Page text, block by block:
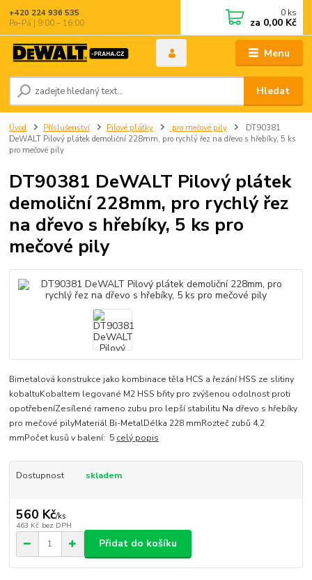
Menu
Hledat
+420 224 936 535
Po–Pá | 9:00 – 16:00
0 ks
za 0,00 Kč
Úvod Příslušenství Pilové plátky pro mečové pily
DT90381
DeWALT Pilový plátek demoliční 228mm, pro rychlý řez na dřevo s hřebíky, 5 ks
pro mečové pily
DT90381 DeWALT Pilový plátek
demoliční 228mm, pro rychlý řez
na dřevo s hřebíky, 5 ks pro
mečové pily
Bimetalová konstrukce jako kombinace těla HCS a řezání HSS ze slitiny
kobaltuKobaltem legované M2 HSS břity pro zvýšenou odolnost proti
opotřebeníZesílené rameno zubu pro lepší stabilitu Na dřevo s hřebíky
pro mečové pilyMateriál Bi-MetalDélka 228 mmRozteč zubů 4,2
mmPočet kusů v balení: 5 celý popis
Dostupnost skladem
560 Kč/ks
463 Kč bez DPH
Přidat do košíku